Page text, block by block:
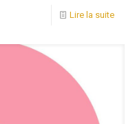
Lire la suite